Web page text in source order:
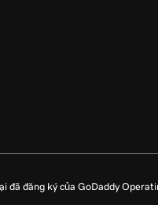
đã đăng ký của GoDaddy